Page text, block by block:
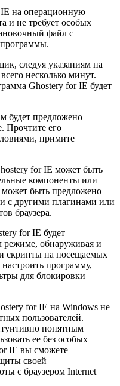
на операционную
и не требует особых
файл с
программы.
следуя указаниям на
несколько минут.
Ghostery for IE будет
будет предложено
Прочтите его
примите
for IE может быть
компоненты или
может быть предложено
с другими плагинами или
браузера.
for IE будет
режиме, обнаруживая и
скрипты на посещаемых
программу,
для блокировки
for IE на Windows не
пользователей.
понятным
ее без особых
IE вы сможете
своей
с браузером Internet